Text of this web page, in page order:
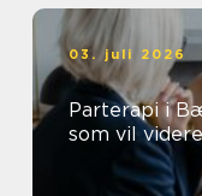
03. juli 2026
Parterapi i
som vil videre